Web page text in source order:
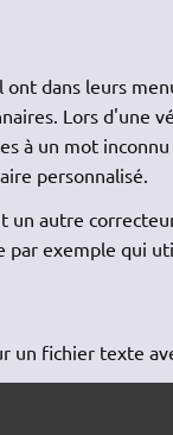
dans leurs
Lors d'une
à un mot
personnalisé.
un autre
par exemple qui
un fichier texte